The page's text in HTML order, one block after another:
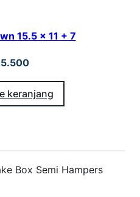
15.5 x 11 + 7
keranjang
Box Semi Hampers